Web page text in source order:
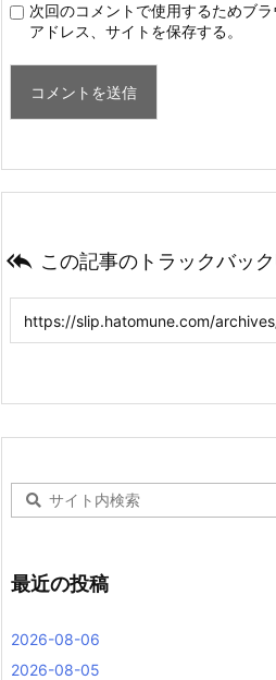
次回のコメントで使用するためブ
アドレス、サイトを保存する。
 この記事のトラックバッ
最近の投稿
2026-08-06
2026-08-05